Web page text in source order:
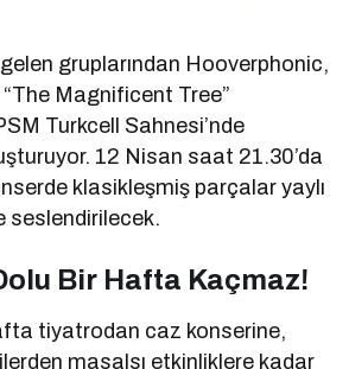
gruplarından Hooverphonic,
“The Magnificent Tree”
Turkcell Sahnesi’nde
12 Nisan saat 21.30’da
klasikleşmiş parçalar yaylı
seslendirilecek.
Bir Hafta Kaçmaz!
tiyatrodan caz konserine,
masalsı etkinliklere kadar